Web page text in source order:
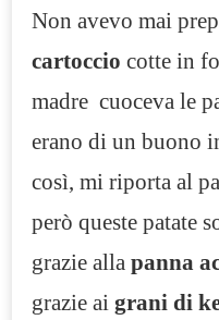
Non avevo mai
cartoccio cotte in
madre cuoceva le
erano di un buono
così, mi riporta al
però queste patate
grazie alla panna
grazie ai grani di